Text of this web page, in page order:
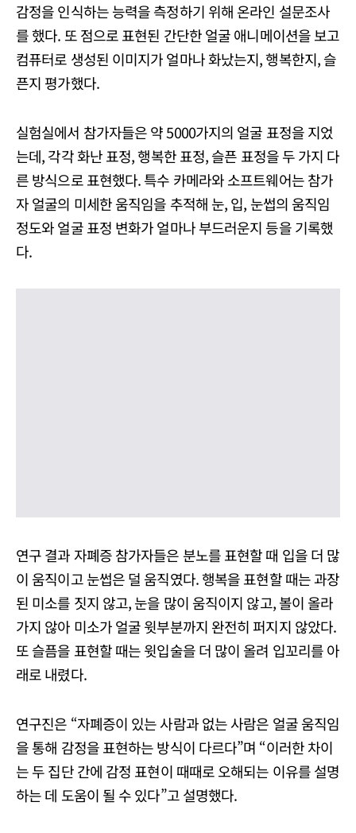
감정을 인식하는 능력을 측정하기 위해 온라인 설문조사
를 했다. 또 점으로 표현된 간단한 얼굴 애니메이션을 보고
컴퓨터로 생성된 이미지가 얼마나 화났는지, 행복한지, 슬
픈지 평가했다.
실험실에서 참가자들은 약 5000가지의 얼굴 표정을 지었
는데, 각각 화난 표정, 행복한 표정, 슬픈 표정을 두 가지 다
른 방식으로 표현했다. 특수 카메라와 소프트웨어는 참가
자 얼굴의 미세한 움직임을 추적해 눈, 입, 눈썹의 움직임
정도와 얼굴 표정 변화가 얼마나 부드러운지 등을 기록했
다.
연구 결과 자폐증 참가자들은 분노를 표현할 때 입을 더 많
이 움직이고 눈썹은 덜 움직였다. 행복을 표현할 때는 과장
된 미소를 짓지 않고, 눈을 많이 움직이지 않고, 볼이 올라
가지 않아 미소가 얼굴 윗부분까지 완전히 퍼지지 않았다.
또 슬픔을 표현할 때는 윗입술을 더 많이 올려 입꼬리를 아
래로 내렸다.
연구진은 “자폐증이 있는 사람과 없는 사람은 얼굴 움직임
을 통해 감정을 표현하는 방식이 다르다”며 “이러한 차이
는 두 집단 간에 감정 표현이 때때로 오해되는 이유를 설명
하는 데 도움이 될 수 있다”고 설명했다.